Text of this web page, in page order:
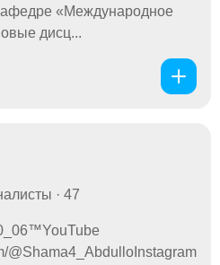
«Международное
дисц...
· 47
@Shama4_AbdulloInstagram